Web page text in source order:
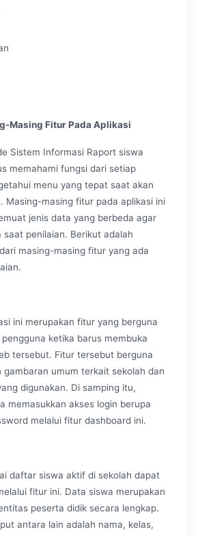
Masing Fitur Pada Aplikasi
Sistem Informasi Raport siswa
memahami fungsi dari setiap
menu yang tepat saat akan
Masing-masing fitur pada aplikasi ini
jenis data yang berbeda agar
saat penilaian. Berikut adalah
masing-masing fitur yang ada
ini merupakan fitur yang berguna
ketika barus membuka
tersebut. Fitur tersebut berguna
gambaran umum terkait sekolah dan
digunakan. Di samping itu,
memasukkan akses login berupa
melalui fitur dashboard ini.
daftar siswa aktif di sekolah dapat
fitur ini. Data siswa merupakan
peserta didik secara lengkap.
antara lain adalah nama, kelas,